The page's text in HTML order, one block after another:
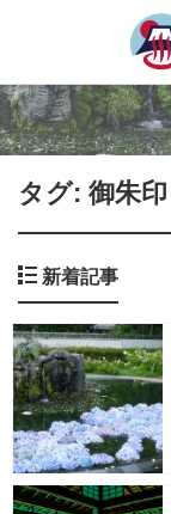
タグ: 御朱印
新着記事